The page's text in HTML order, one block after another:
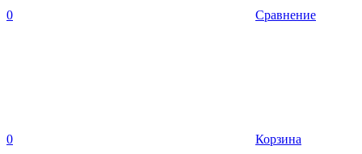
0 Сравнение
0 Корзина